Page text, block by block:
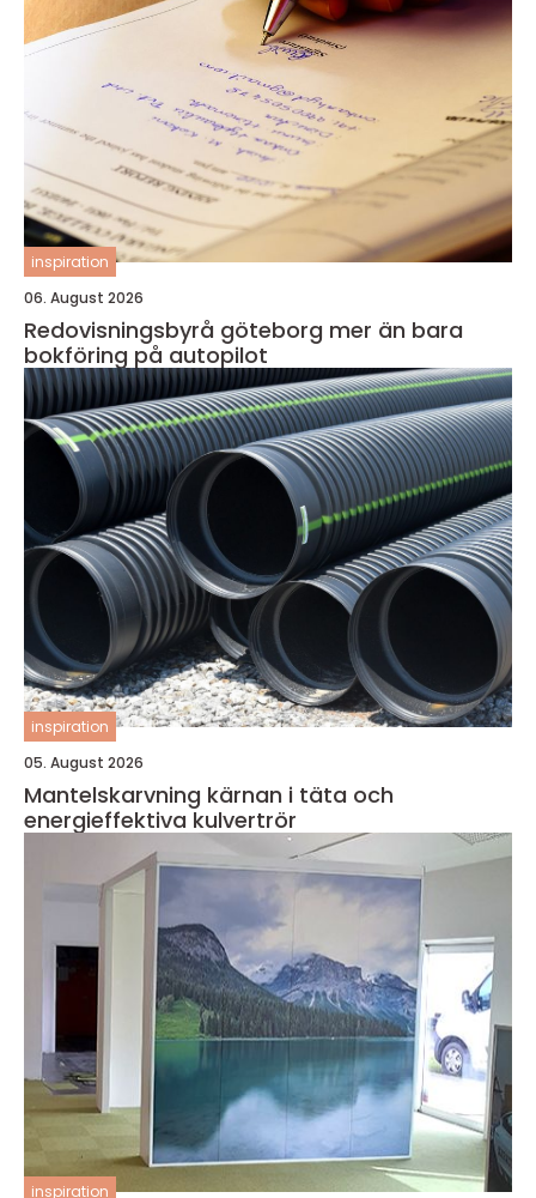
inspiration
06. August 2026
Redovisningsbyrå göteborg mer än bara
bokföring på autopilot
inspiration
05. August 2026
Mantelskarvning kärnan i täta och
energieffektiva kulvertrör
inspiration